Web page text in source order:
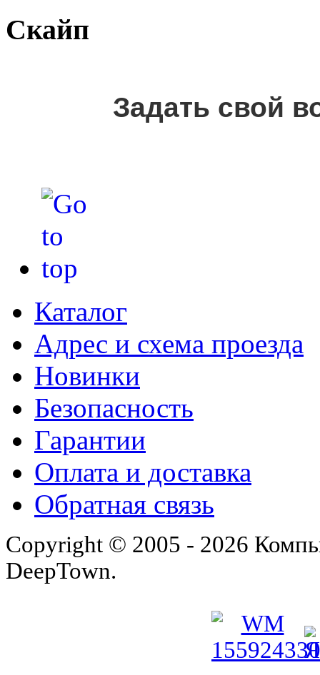
Скайп
Задать свой
Каталог
Адрес и схема проезда
Новинки
Безопасность
Гарантии
Оплата и доставка
Обратная связь
Copyright © 2005 - 2026
DeepTown.